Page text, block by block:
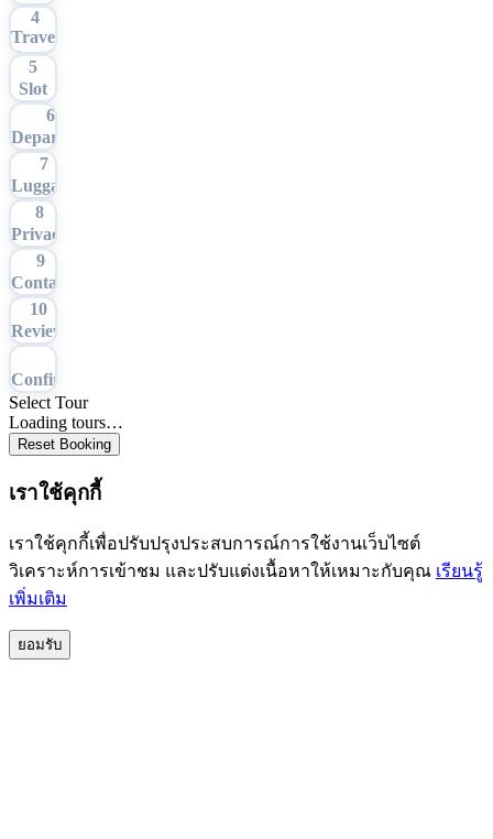
4
Travel
Date
5
Slot
6
Departure
7
Luggage
8
Privacy
9
Contact
10
Review
11
Confirmation
Select Tour
Loading tours…
Reset Booking
เราใช้คุกกี้
เราใช้คุกกี้เพื่อปรับปรุงประสบการณ์การใช้งานเว็บไซต์
วิเคราะห์การเข้าชม และปรับแต่งเนื้อหาให้เหมาะกับคุณ เรียนรู้
เพิ่มเติม
ยอมรับ